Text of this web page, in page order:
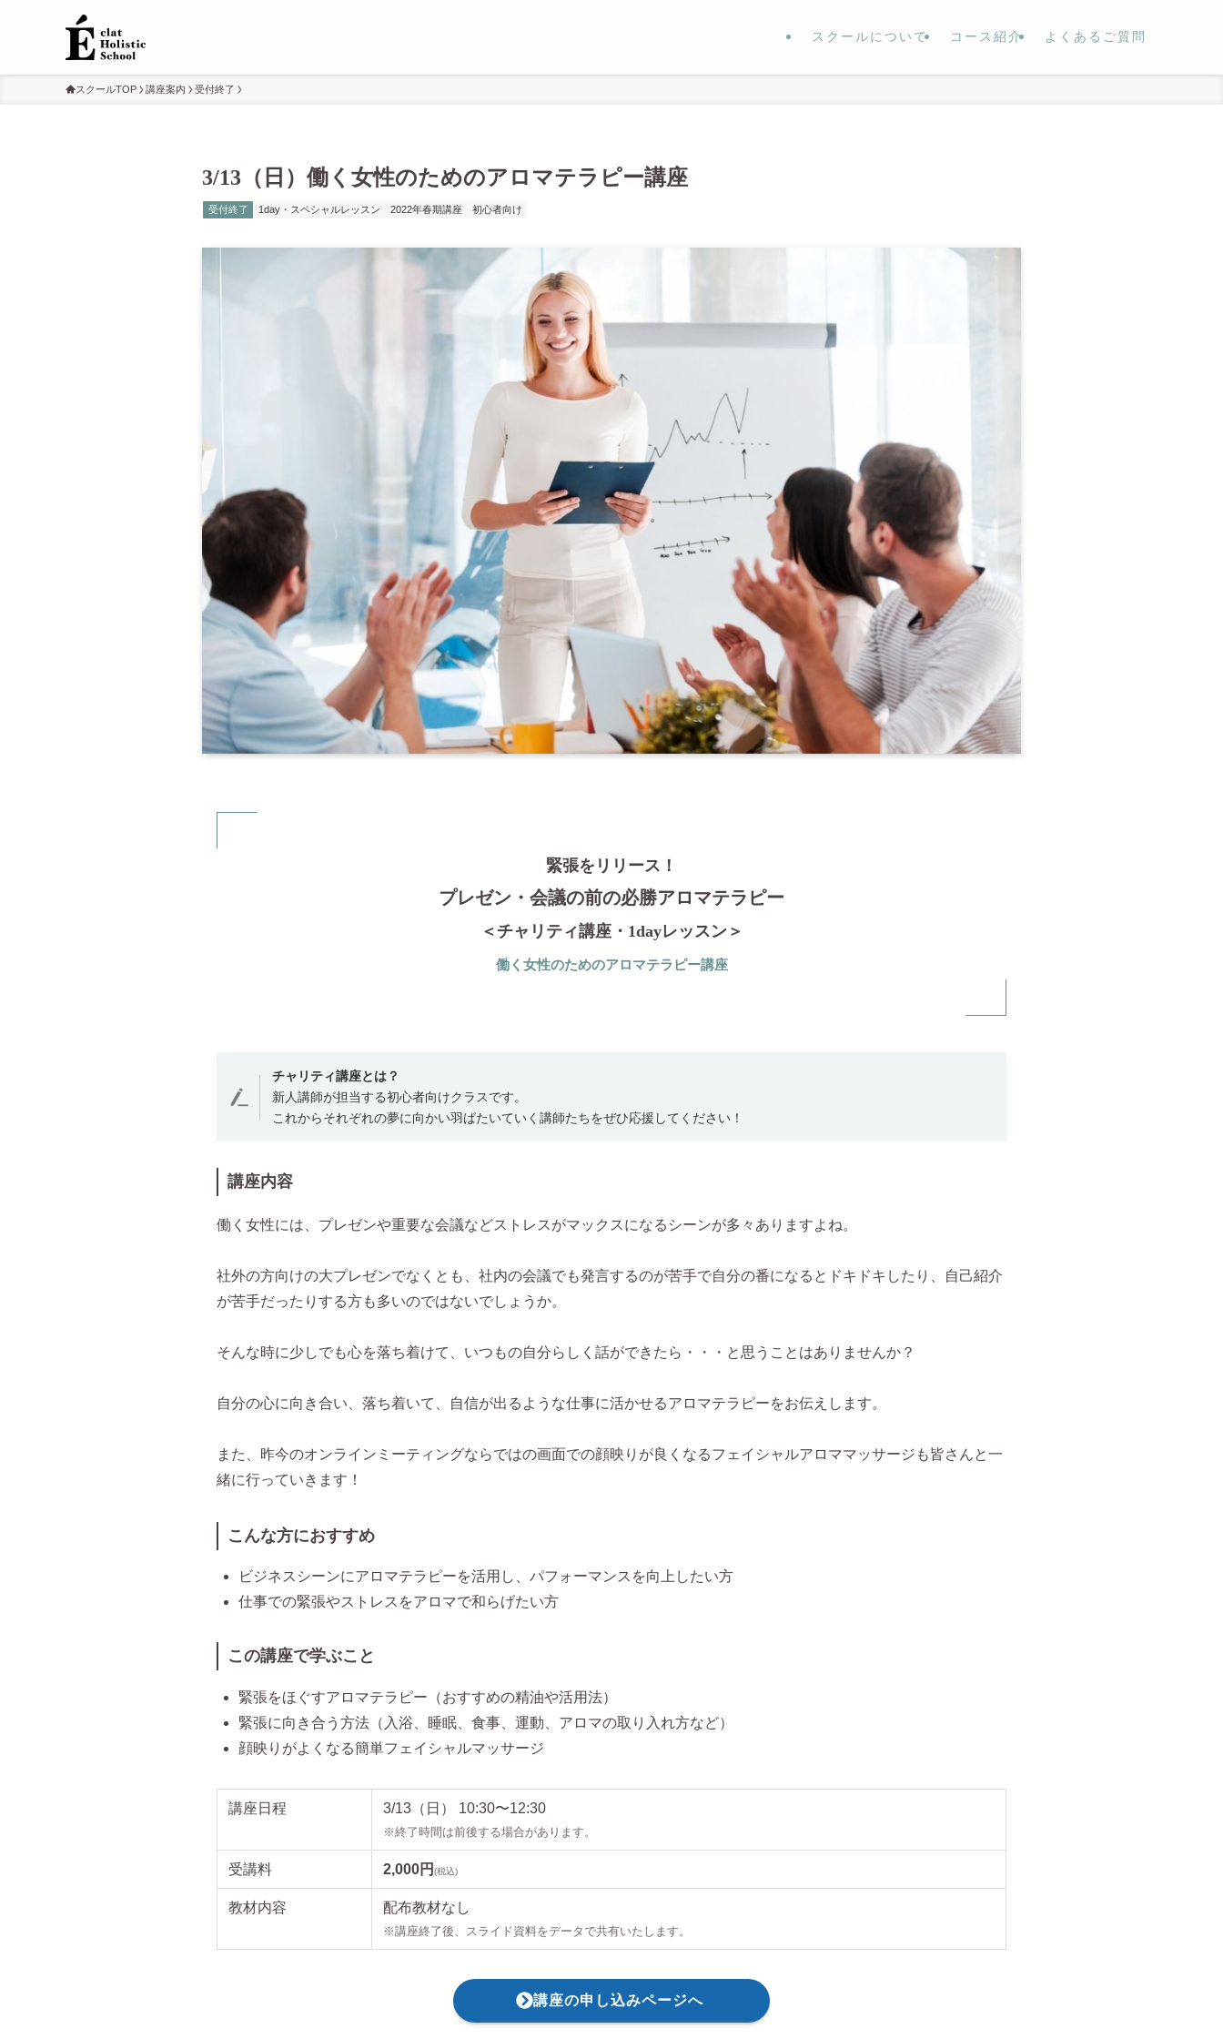
スクールについて コース紹介 よくあるご質問
スクールTOP 講座案内 受付終了
3/13（日）働く女性のためのアロマテラピー講座
受付終了 1day・スペシャルレッスン 2022年春期講座 初心者向け
緊張をリリース！
プレゼン・会議の前の必勝アロマテラピー
＜チャリティ講座・1dayレッスン＞
働く女性のためのアロマテラピー講座
チャリティ講座とは？
新人講師が担当する初心者向けクラスです。
これからそれぞれの夢に向かい羽ばたいていく講師たちをぜひ応援してください！
講座内容
働く女性には、プレゼンや重要な会議などストレスがマックスになるシーンが多々ありますよね。
社外の方向けの大プレゼンでなくとも、社内の会議でも発言するのが苦手で自分の番になるとドキドキしたり、自己紹介
が苦手だったりする方も多いのではないでしょうか。
そんな時に少しでも心を落ち着けて、いつもの自分らしく話ができたら・・・と思うことはありませんか？
自分の心に向き合い、落ち着いて、自信が出るような仕事に活かせるアロマテラピーをお伝えします。
また、昨今のオンラインミーティングならではの画面での顔映りが良くなるフェイシャルアロママッサージも皆さんと一
緒に行っていきます！
こんな方におすすめ
ビジネスシーンにアロマテラピーを活用し、パフォーマンスを向上したい方
仕事での緊張やストレスをアロマで和らげたい方
この講座で学ぶこと
緊張をほぐすアロマテラピー（おすすめの精油や活用法）
緊張に向き合う方法（入浴、睡眠、食事、運動、アロマの取り入れ方など）
顔映りがよくなる簡単フェイシャルマッサージ
講座日程 3/13（日） 10:30〜12:30
※終了時間は前後する場合があります。
受講料 2,000円 (税込)
教材内容 配布教材なし
※講座終了後、スライド資料をデータで共有いたします。
講座の申し込みページへ